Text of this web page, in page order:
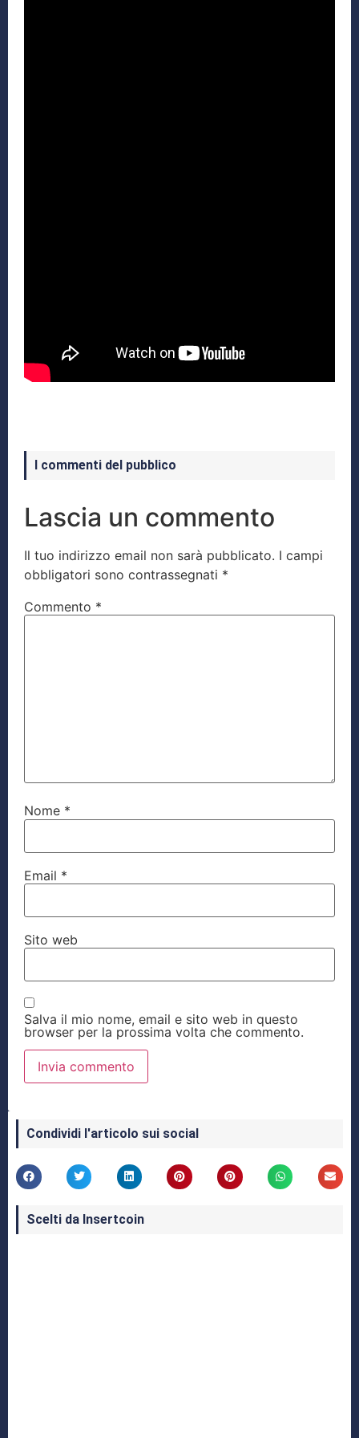
I commenti del pubblico
Lascia un commento
Il tuo indirizzo email non sarà pubblicato. I campi
obbligatori sono contrassegnati *
Commento *
Nome *
Email *
Sito web
Salva il mio nome, email e sito web in questo
browser per la prossima volta che commento.
Condividi l'articolo sui social
Scelti da Insertcoin